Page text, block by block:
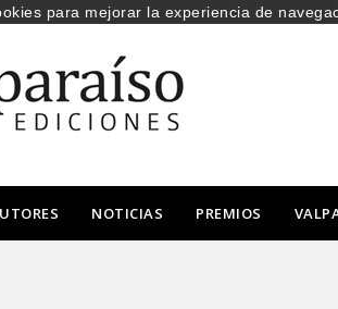
NOTICIAS PREMIOS
para mejorar la experiencia de